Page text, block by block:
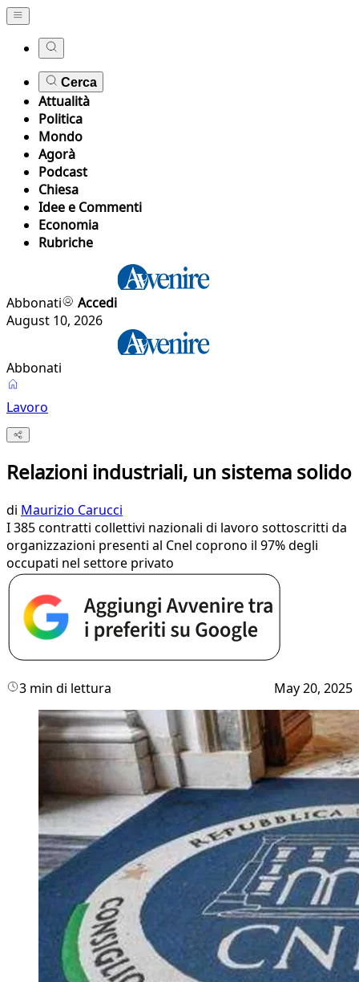
Cerca
Attualità
Politica
Mondo
Agorà
Podcast
Chiesa
Idee e Commenti
Economia
Rubriche
Abbonati
Accedi
August 10, 2026
Abbonati
Lavoro
Relazioni industriali, un sistema solido
di Maurizio Carucci
I 385 contratti collettivi nazionali di lavoro sottoscritti da
organizzazioni presenti al Cnel coprono il 97% degli
occupati nel settore privato
3 min di lettura May 20, 2025